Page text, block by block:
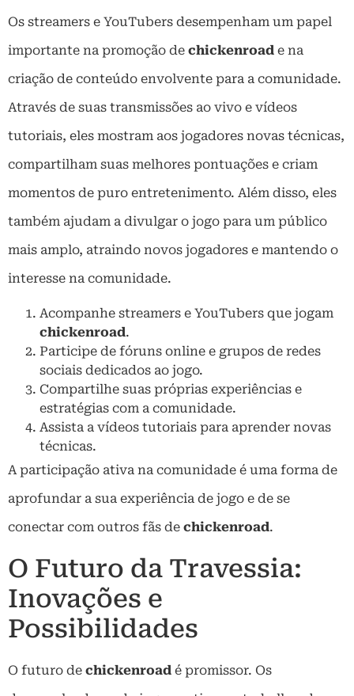
Os streamers e YouTubers desempenham um papel
importante na promoção de chickenroad e na
criação de conteúdo envolvente para a comunidade.
Através de suas transmissões ao vivo e vídeos
tutoriais, eles mostram aos jogadores novas técnicas,
compartilham suas melhores pontuações e criam
momentos de puro entretenimento. Além disso, eles
também ajudam a divulgar o jogo para um público
mais amplo, atraindo novos jogadores e mantendo o
interesse na comunidade.
Acompanhe streamers e YouTubers que jogam
chickenroad.
Participe de fóruns online e grupos de redes
sociais dedicados ao jogo.
Compartilhe suas próprias experiências e
estratégias com a comunidade.
Assista a vídeos tutoriais para aprender novas
técnicas.
A participação ativa na comunidade é uma forma de
aprofundar a sua experiência de jogo e de se
conectar com outros fãs de chickenroad.
O Futuro da Travessia:
Inovações e
Possibilidades
O futuro de chickenroad é promissor. Os